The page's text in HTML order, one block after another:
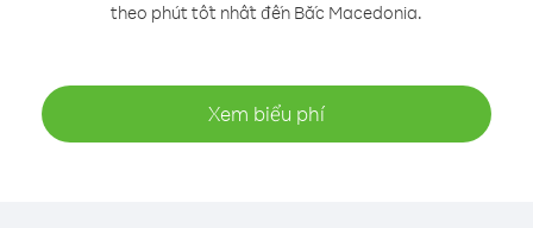
theo phút tốt nhất đến Bắc Macedonia.
Xem biểu phí